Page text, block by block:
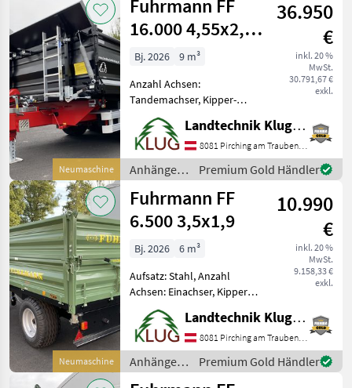
Hydrauli
Neumaschine
Fuhrmann FF
16.000 4,55x2,48
Heavy Duty
36.950
€
inkl. 20 %
MwSt.
30.791,67 €
exkl.
Bj. 2026
9 m³
Anzahl Achsen:
Tandemachser, Kipper-
Bauart: Dreiseiten-Kipper,
Bremse: Druckluftbremse,
hydr.
Bordwandverriegelung,
autom. Rückwand, Pendel-
Bordwände, Typenschein,
Sattelst
Landtechnik Klug e. U.
8081 Pirching am Traubenberg
Anhänger /
Fuhrmann
Premium Gold Händler
Neumaschine
Fuhrmann FF
6.500 3,5x1,9
10.990
€
inkl. 20 %
MwSt.
9.158,33 €
exkl.
Bj. 2026
6 m³
Aufsatz: Stahl, Anzahl
Achsen: Einachser, Kipper-
Bauart: Dreiseiten-Kipper,
Pendel-Bordwände,
Typenschein FUHRMANN FF
6.500 Einachskipper in
serienmäßiger Ausführung:
Landtechnik Klug e. U.
8081 Pirching am Traubenberg
Anhänger /
Fuhrmann
Premium Gold Händler